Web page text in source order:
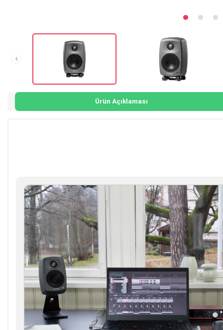
Ürün Açıklaması